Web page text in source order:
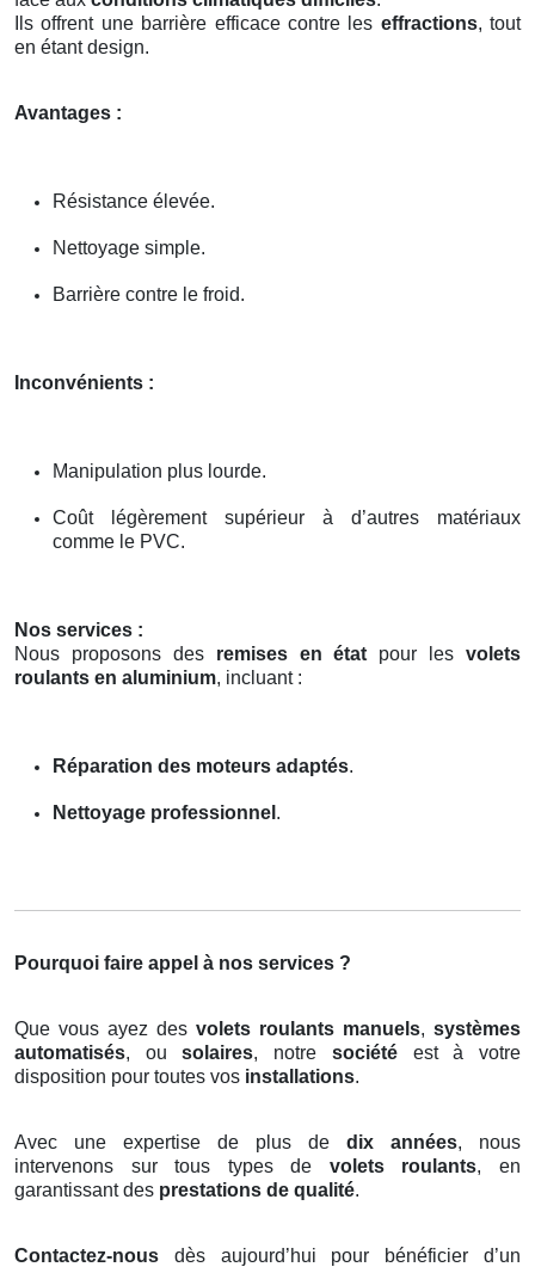
Ils offrent une barrière efficace contre les effractions, tout
en étant design.
Avantages :
Résistance élevée.
Nettoyage simple.
Barrière contre le froid.
Inconvénients :
Manipulation plus lourde.
Coût légèrement supérieur à d’autres matériaux
comme le PVC.
Nos services :
Nous proposons des remises en état pour les volets
roulants en aluminium, incluant :
Réparation des moteurs adaptés.
Nettoyage professionnel .
Pourquoi faire appel à nos services ?
Que vous ayez des volets roulants manuels, systèmes
automatisés, ousolaires, notre sociétéest à votre
disposition pour toutes vos installations.
Avec une expertise de plus de dix années, nous
intervenons sur tous types de volets roulants, en
garantissant des prestations de qualité.
Contactez-nous dès aujourd’hui pour bénéficier d’un